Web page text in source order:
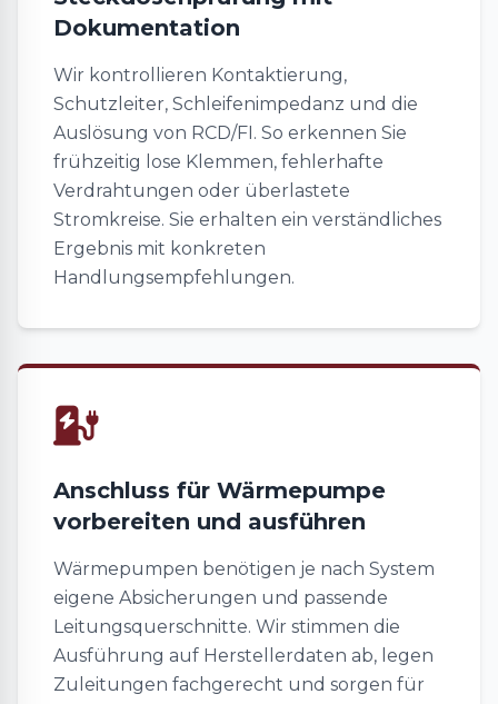
Dokumentation
Wir kontrollieren Kontaktierung,
Schutzleiter, Schleifenimpedanz und die
Auslösung von RCD/FI. So erkennen Sie
frühzeitig lose Klemmen, fehlerhafte
Verdrahtungen oder überlastete
Stromkreise. Sie erhalten ein verständliches
Ergebnis mit konkreten
Handlungsempfehlungen.
Anschluss für Wärmepumpe
vorbereiten und ausführen
Wärmepumpen benötigen je nach System
eigene Absicherungen und passende
Leitungsquerschnitte. Wir stimmen die
Ausführung auf Herstellerdaten ab, legen
Zuleitungen fachgerecht und sorgen für